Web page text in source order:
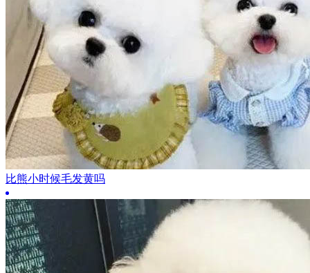
比熊小时候毛发黄吗